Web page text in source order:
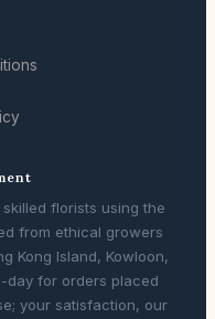
florists using the
from ethical growers
Kong Island, Kowloon,
day for orders placed
your satisfaction, our